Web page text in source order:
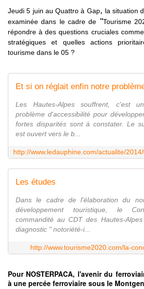
Jeudi 5 juin au Quattro à Gap, la situation
examinée dans le cadre de "Tourisme
répondre à des questions cruciales
stratégiques et quelles actions
tourisme dans le 05 ?
Les Hautes-Alpes souffrent, c'est
problème d'accessibilité pour
fortes disparités sont à constater. Le
est ouvert vers le b...
Les études
Dans le cadre de l'élaboration du
développement touristique, le
commandité au CDT des Hautes-
diagnostic " notoriété-i...
http://www.tourisme2020.com/la-
Pour NOSTERPACA, l'avenir du
à une percée ferroviaire sous le